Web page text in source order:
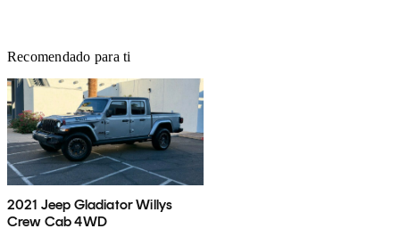
Recomendado para ti
2021 Jeep Gladiator Willys
Crew Cab 4WD